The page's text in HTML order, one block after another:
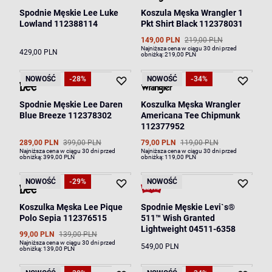
Spodnie Męskie Lee Luke
Lowland 112388114
429,00 PLN
Koszula Męska Wrangler 1
Pkt Shirt Black 112378031
149,00 PLN 219,00 PLN
Najniższa cena w ciągu 30 dni przed
obniżką:219,00 PLN
NOWOŚĆ -28%
Spodnie Męskie Lee Daren
Blue Breeze 112378302
289,00 PLN 399,00 PLN
Najniższa cena w ciągu 30 dni przed
obniżką:399,00 PLN
NOWOŚĆ -34%
Koszulka Męska Wrangler
Americana Tee Chipmunk
112377952
79,00 PLN 119,00 PLN
Najniższa cena w ciągu 30 dni przed
obniżką:119,00 PLN
NOWOŚĆ -29%
Koszulka Męska Lee Pique
Polo Sepia 112376515
99,00 PLN 139,00 PLN
Najniższa cena w ciągu 30 dni przed
obniżką:139,00 PLN
NOWOŚĆ
Spodnie Męskie Levi`s®
511™ Wish Granted
Lightweight 04511-6358
549,00 PLN